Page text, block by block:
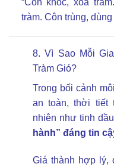
tràm. Côn trùng, dùng
8. Vì Sao Mỗi
Tràm Gió?
Trong bối cảnh
an toàn, thời tiết
nhiên như tinh
hành” đáng tin
Giá thành hợp lý,